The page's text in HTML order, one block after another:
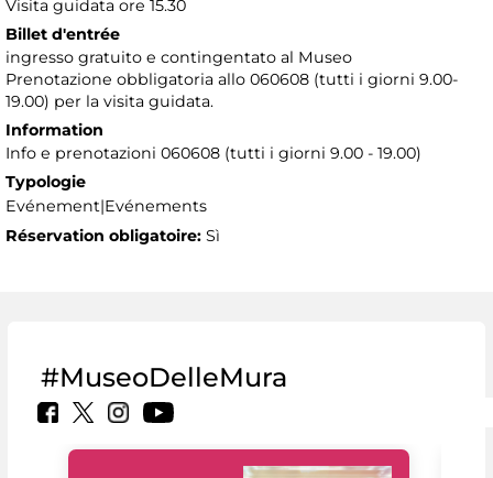
Visita guidata ore 15.30
Billet d'entrée
ingresso gratuito e contingentato al Museo
Prenotazione obbligatoria allo 060608 (tutti i giorni 9.00-
19.00) per la visita guidata.
Information
Info e prenotazioni 060608 (tutti i giorni 9.00 - 19.00)
Typologie
Evénement|Evénements
Réservation obligatoire: Sì
#MuseoDelleMura